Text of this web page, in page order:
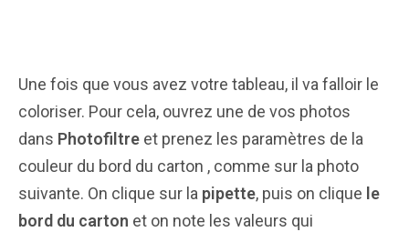
Une fois que vous avez votre tableau, il va falloir le
coloriser. Pour cela, ouvrez une de vos photos
dans Photofiltre et prenez les paramètres de la
couleur du bord du carton , comme sur la photo
suivante. On clique sur la pipette, puis on clique le
bord du carton et on note les valeurs qui